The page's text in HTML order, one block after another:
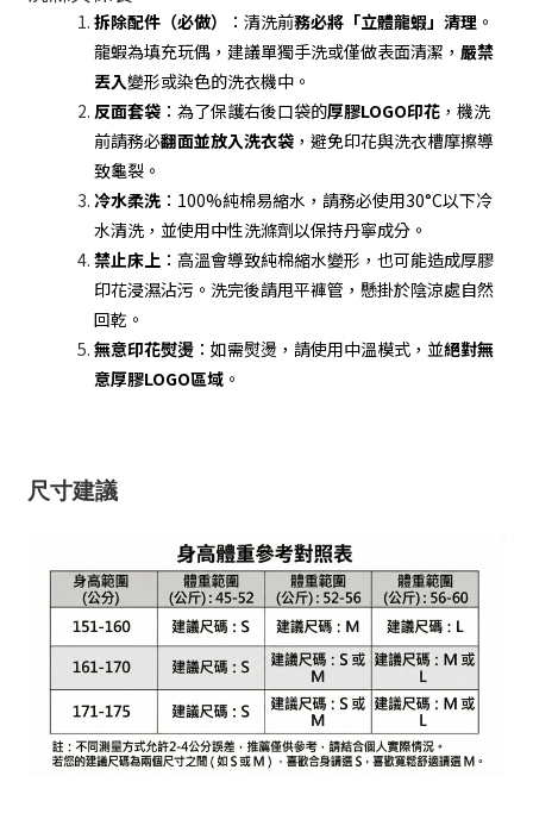
拆除配件（必做） ：清洗前務必將「立體龍蝦」清理 。
龍蝦為填充玩偶，建議單獨手洗或僅做表面清潔， 嚴禁
丟入變形或染色的洗衣機中。
反面套袋 ：為了保護右後口袋的厚膠LOGO印花 ，機洗
前請務必翻面並放入洗衣袋 ，避免印花與洗衣槽摩擦導
致龜裂。
冷水柔洗 ：100%純棉易縮水，請務必使用30°C以下冷
水清洗，並使用中性洗滌劑以保持丹寧成分。
禁止床上 ：高溫會導致純棉縮水變形，也可能造成厚膠
印花浸濕沾污。洗完後請甩平褲管，懸掛於陰涼處自然
回乾。
無意印花熨燙 ：如需熨燙，請使用中溫模式，並絕對無
意厚膠LOGO區域 。
尺寸建議